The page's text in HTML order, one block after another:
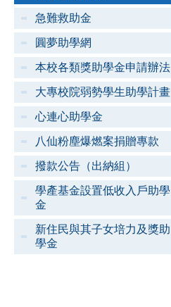
急難救助金
圓夢助學網
本校各類獎助學金申請辦法
大專校院弱勢學生助學計畫
心連心助學金
八仙粉塵爆燃案捐贈專款
撥款公告（出納組）
學產基金設置低收入戶助學
金
新住民與其子女培力及獎助
學金